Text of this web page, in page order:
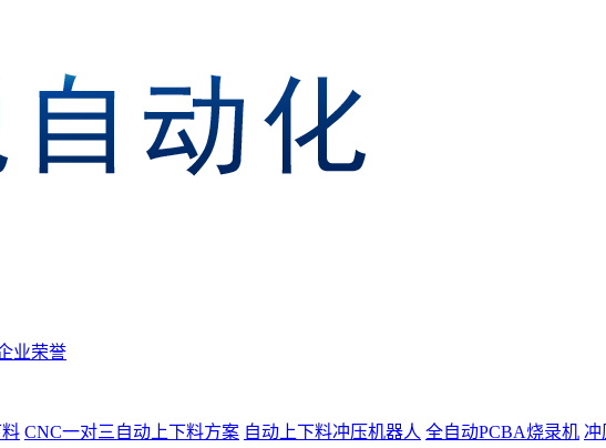
业荣誉
CNC一对三自动上下料方案 自动上下料冲压机器人 全自动PCBA烧录机 冲